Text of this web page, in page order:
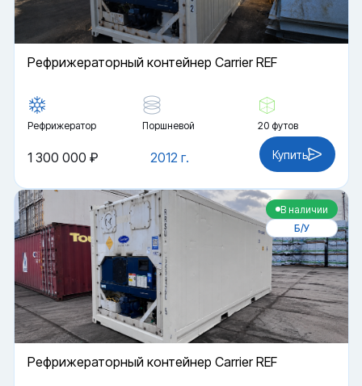
Рефрижераторный контейнер Carrier REF
Рефрижератор Поршневой 20 футов
2012 г.
1 300 000 ₽ Купить
В наличии
Б/У
Рефрижераторный контейнер Carrier REF